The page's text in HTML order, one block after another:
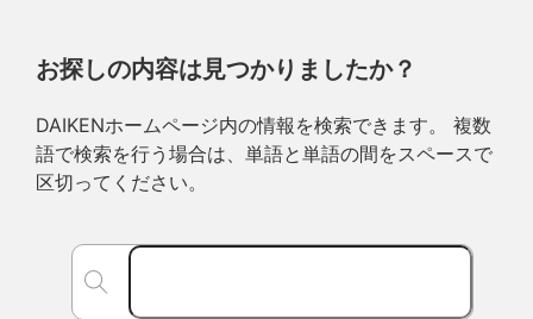
お探しの内容は見つかりましたか？
DAIKENホームページ内の情報を検索できます。 複数
語で検索を行う場合は、単語と単語の間をスペースで
区切ってください。